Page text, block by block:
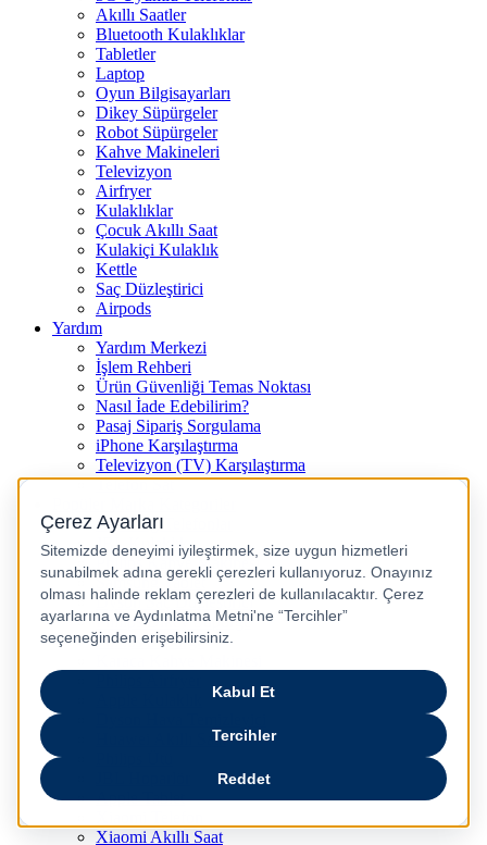
Akıllı Saatler
Bluetooth Kulaklıklar
Tabletler
Laptop
Oyun Bilgisayarları
Dikey Süpürgeler
Robot Süpürgeler
Kahve Makineleri
Televizyon
Airfryer
Kulaklıklar
Çocuk Akıllı Saat
Kulakiçi Kulaklık
Kettle
Saç Düzleştirici
Airpods
Yardım
Yardım Merkezi
İşlem Rehberi
Ürün Güvenliği Temas Noktası
Nasıl İade Edebilirim?
Pasaj Sipariş Sorgulama
iPhone Karşılaştırma
Televizyon (TV) Karşılaştırma
Telefon Sat
Samsung Telefonlar
JBL Kulaklık
Philips Kahve Makinesi
Samsung Tablet
Dyson Saç Düzleştirici
Philips Dikey Süpürge
Philips Süpürge
Huawei Akıllı Saat
Apple Tablet
Xiaomi Akıllı Saat